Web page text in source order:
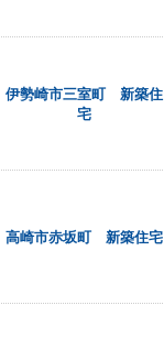
伊勢崎市三室町 新築住
宅
高崎市赤坂町 新築住宅